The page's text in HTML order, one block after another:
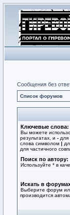
Сообщения без
Список форумов
Ключевые слова:
Вы можете
результатах, и - для
слова символом |
для частичного
Поиск по автору:
Используйте * в
Искать в
Выберите форум
производится